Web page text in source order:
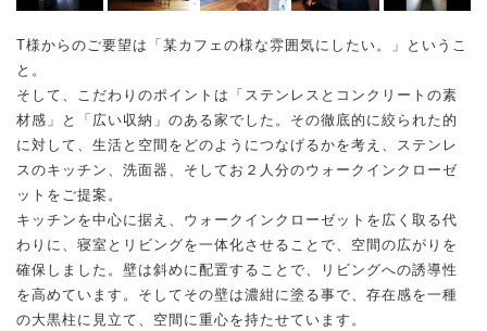
T様からのご要望は「某カフェの様な雰囲気にしたい。」というこ
と。
そして、こだわりのポイントは「ステンレスとコンクリートの素
材感」と「広い収納」のある家でした。その徹底的に絞られた的
に対して、生活と空間をどのようにつなげるかを考え、ステンレ
スのキッチン、洗面器、そしてお２人分のウォークインクローゼ
ットをご提案。
キッチンを中心に据え、ウォークインクローゼットを広く取る代
わりに、寝室とリビングを一体化させることで、空間の広がりを
確保しました。壁は斜めに配置することで、リビングへの誘導性
を高めています。そしてその壁は濃紺に塗る事で、存在感を一種
の大黒柱に見立て、空間に重心を持たせています。